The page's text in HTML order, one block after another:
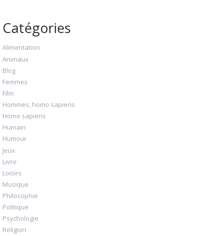
Catégories
Alimentation
Animaux
Blog
Femmes
Film
Hommes, homo sapiens
Homo sapiens
Humain
Humour
Jeux
Livre
Loisirs
Musique
Philosophie
Politique
Psychologie
Religion